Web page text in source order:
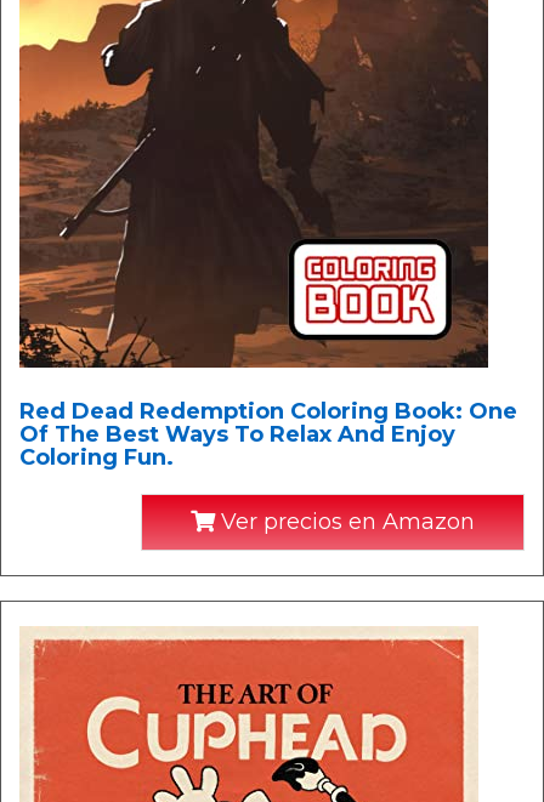
Red Dead Redemption Coloring Book: One
Of The Best Ways To Relax And Enjoy
Coloring Fun.
Ver precios en Amazon